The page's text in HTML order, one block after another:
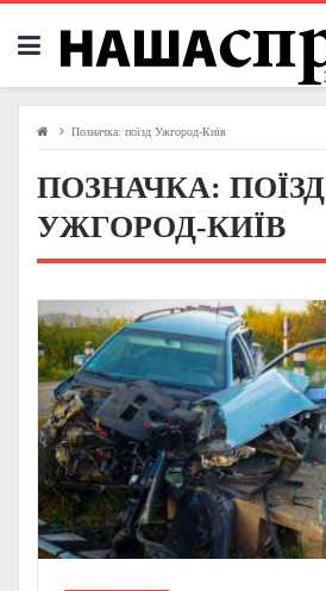
Skip
content
Позначка: поїзд Ужгород-Київ
ПОЗНАЧКА: ПОЇЗД
УЖГОРОД-КИЇВ